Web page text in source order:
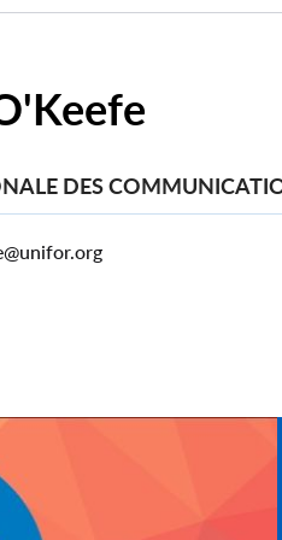
DES